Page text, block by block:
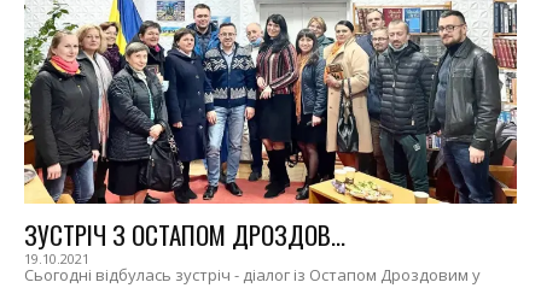
ЗУСТРІЧ З ОСТАПОМ ДРОЗДОВ...
19.10.2021
Сьогодні відбулась зустріч - діалог із Остапом Дроздовим у